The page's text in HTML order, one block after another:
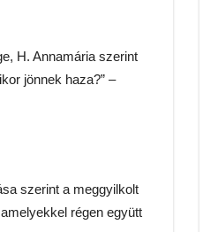
H. Annamária szerint
jönnek haza?” –
szerint a meggyilkolt
régen együtt